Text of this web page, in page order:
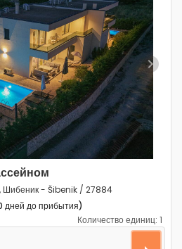
Next
Шибеник - Šibenik / 27884
до прибытия)
Количество единиц: 1
Богдановичи - Bogdanovići,